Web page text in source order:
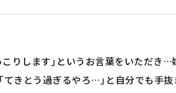
りします」というお言葉をいただき…
てきとう過ぎるやろ…」と自分でも手